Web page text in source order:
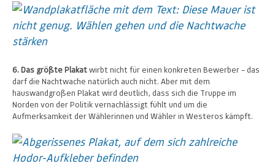
6. Das größte Plakatwirbt nicht für einen konkreten Bewerber – das
darf die Nachtwache natürlich auch nicht. Aber mit dem
hauswandgroßen Plakat wird deutlich, dass sich die Truppe im
Norden von der Politik vernachlässigt fühlt und um die
Aufmerksamkeit der Wählerinnen und Wähler in Westeros kämpft.